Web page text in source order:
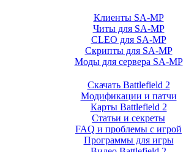
Клиенты SA-MP
Читы для SA-MP
CLEO для SA-MP
Скрипты для SA-MP
Моды для сервера SA-MP
Скачать Battlefield 2
Модификации и патчи
Карты Battlefield 2
Статьи и секреты
FAQ и проблемы с игрой
Программы для игры